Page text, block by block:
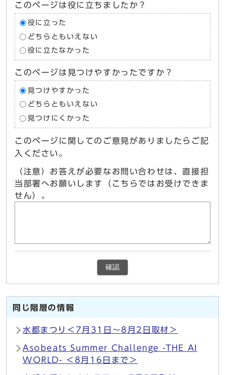
このページは役に立ちましたか？
役に立った
どちらともいえない
役に立たなかった
このページは見つけやすかったですか？
見つけやすかった
どちらともいえない
見つけにくかった
このページに関してのご意見がありましたらご記
入ください。
（注意）お答えが必要なお問い合わせは、直接担
当部署へお願いします（こちらではお受けできま
せん）。
確認
同じ階層の情報
水都まつり＜7月31日～8月2日取材＞
Asobeats Summer Challenge -THE AI
WORLD- ＜8月16日まで＞